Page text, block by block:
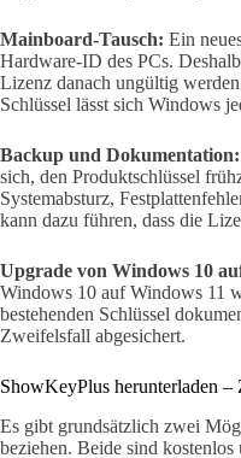
Mainboard-Tausch: Ein
Hardware-ID des PCs.
Lizenz danach ungültig
Schlüssel lässt sich Windows
Backup und Dokumentation:
sich, den Produktschlüssel
Systemabsturz,
kann dazu führen, dass die
Upgrade von Windows 10
Windows 10 auf Windows 11
bestehenden Schlüssel
Zweifelsfall abgesichert.
ShowKeyPlus herunterladen –
Es gibt grundsätzlich zwei
beziehen. Beide sind kostenlos